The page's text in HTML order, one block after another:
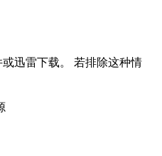
迅雷下载。 若排除这种情